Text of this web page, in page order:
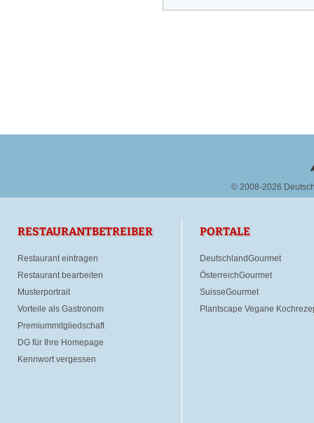
© 2008-2026
RESTAURANTBETREIBER
Restaurant eintragen
Restaurant bearbeiten
Musterportrait
Vorteile als Gastronom
Premiummitgliedschaft
DG für Ihre Homepage
Kennwort vergessen
PORTALE
DeutschlandGourmet
ÖsterreichGourmet
SuisseGourmet
Plantscape Vegane